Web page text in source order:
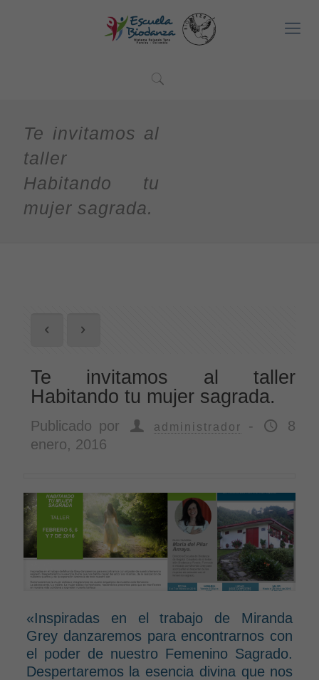
Te invitamos al
taller
Habitando tu
mujer sagrada.
Te invitamos al taller
Habitando tu mujer sagrada.
Publicado por administrador -
8
enero, 2016
«Inspiradas en el trabajo de Miranda
Grey danzaremos para encontrarnos con
el poder de nuestro Femenino Sagrado.
Despertaremos la esencia divina que nos